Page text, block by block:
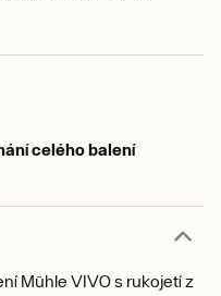
celého balení
Mühle VIVO s rukojetí z